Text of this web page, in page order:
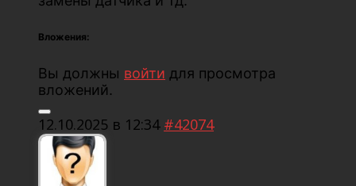
Вложения:
Вы должны войти для просмотра
вложений.
12.10.2025 в 12:34 #42074